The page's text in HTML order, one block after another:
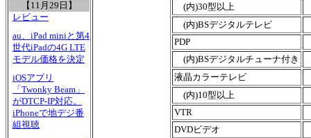
【11月29日】
レビュー
au、iPad miniと第4
世代iPadの4G LTE
モデル価格を決定
iOSアプリ
「Twonky Beam」
がDTCP-IP対応。
iPhoneで地デジ番
組視聴
(内)30型以上
(内)BSデジタルテレビ
PDP
(内)BSデジタルチューナ付き
液晶カラーテレビ
(内)10型以上
VTR
DVDビデオ